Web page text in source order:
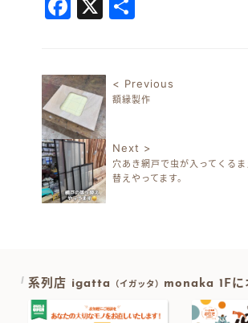
投稿ナビゲーション
< Previous
額縁製作
Next >
穴あき網戸で虫が入ってくる
替えやってます。
系列店 igatta （イガッタ） monaka 1Fに